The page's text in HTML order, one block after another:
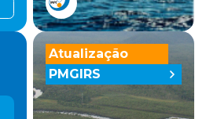
Atualização
PMGIRS